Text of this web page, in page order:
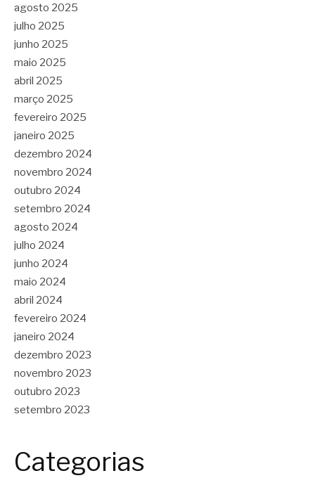
agosto 2025
julho 2025
junho 2025
maio 2025
abril 2025
março 2025
fevereiro 2025
janeiro 2025
dezembro 2024
novembro 2024
outubro 2024
setembro 2024
agosto 2024
julho 2024
junho 2024
maio 2024
abril 2024
fevereiro 2024
janeiro 2024
dezembro 2023
novembro 2023
outubro 2023
setembro 2023
Categorias